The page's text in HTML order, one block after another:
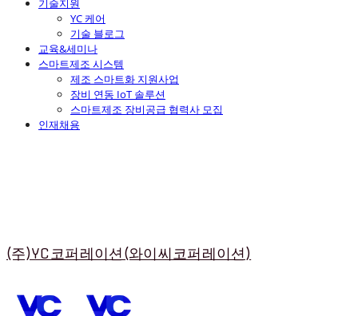
기술지원
YC 케어
기술 블로그
교육&세미나
스마트제조 시스템
제조 스마트화 지원사업
장비 연동 IoT 솔루션
스마트제조 장비공급 협력사 모집
인재채용
(주)YC코퍼레이션(와이씨코퍼레이션)